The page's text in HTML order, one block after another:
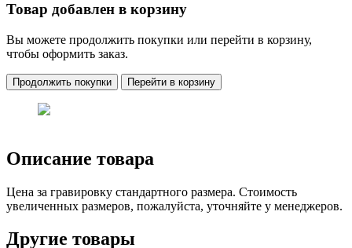
Товар добавлен в корзину
Вы можете продолжить покупки или перейти в корзину,
чтобы оформить заказ.
Продолжить покупки Перейти в корзину
Описание товара
Цена за гравировку стандартного размера. Стоимость
увеличенных размеров, пожалуйста, уточняйте у менеджеров.
Другие товары